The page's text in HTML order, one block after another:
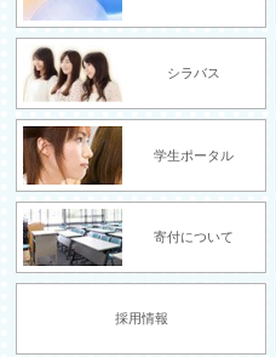
シラバス
学生ポータル
寄付について
採用情報